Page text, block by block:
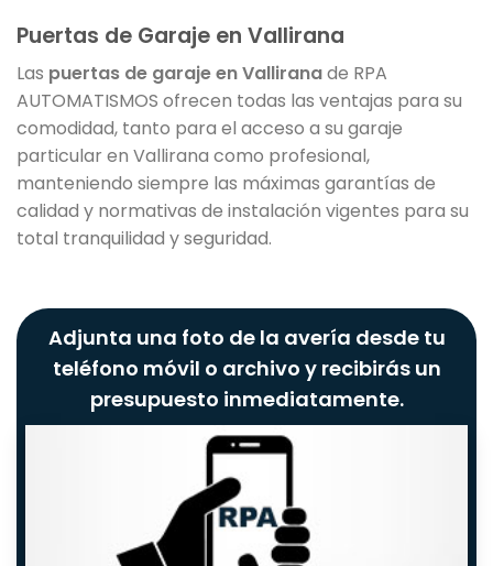
Puertas de Garaje en Vallirana
Las puertas de garaje en Valliranade RPA
AUTOMATISMOS ofrecen todas las ventajas para su
comodidad, tanto para el acceso a su garaje
particular en Vallirana como profesional,
manteniendo siempre las máximas garantías de
calidad y normativas de instalación vigentes para su
total tranquilidad y seguridad.
Adjunta una foto de la avería desde tu
teléfono móvil o archivo y recibirás un
presupuesto inmediatamente.